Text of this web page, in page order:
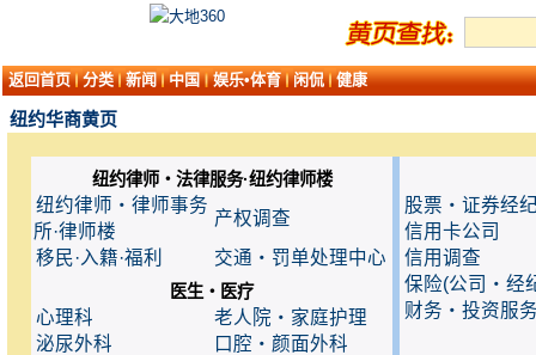
返回首页 分类 新闻 中国 娱乐•体育 闲侃 健康
纽约华商黄页
纽约律师・法律服务·纽约律师楼
纽约律师・律师事务
所·律师楼
产权调查
移民·入籍·福利
交通・罚单处理中心
医生・医疗
心理科
老人院・家庭护理
泌尿外科
口腔・颜面外科
股票・证券经
信用卡公司
信用调查
保险(公司・经
财务・投资服